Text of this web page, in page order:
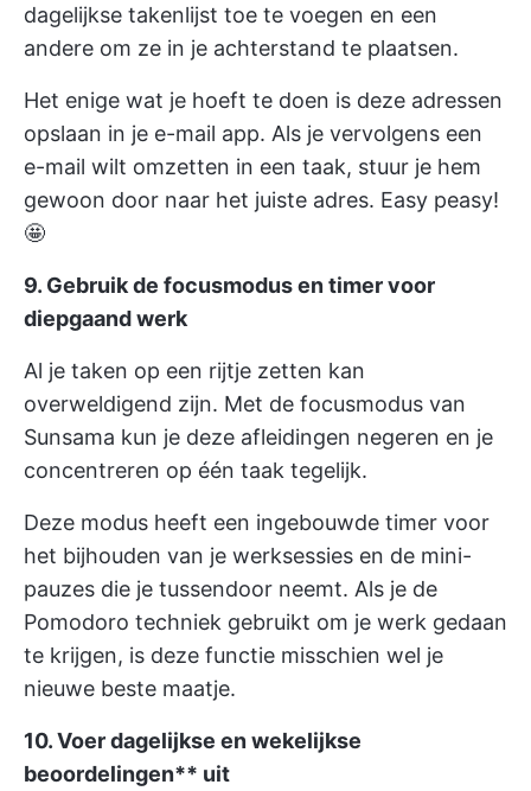
dagelijkse takenlijst toe te voegen en een
andere om ze in je achterstand te plaatsen.
Het enige wat je hoeft te doen is deze adressen
opslaan in je e-mail app. Als je vervolgens een
e-mail wilt omzetten in een taak, stuur je hem
gewoon door naar het juiste adres. Easy peasy!
🤩
9. Gebruik de focusmodus en timer voor
diepgaand werk
Al je taken op een rijtje zetten kan
overweldigend zijn. Met de focusmodus van
Sunsama kun je deze afleidingen negeren en je
concentreren op één taak tegelijk.
Deze modus heeft een ingebouwde timer voor
het bijhouden van je werksessies en de mini-
pauzes die je tussendoor neemt. Als je de
Pomodoro techniek gebruikt om je werk gedaan
te krijgen, is deze functie misschien wel je
nieuwe beste maatje.
10. Voer dagelijkse enwekelijkse
beoordelingen** uit